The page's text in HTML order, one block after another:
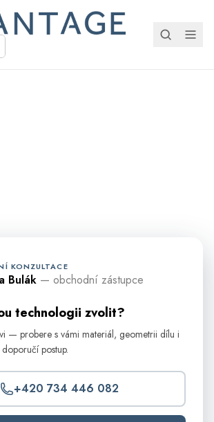
KONZULTACE
Bulák — obchodní zástupce
technologii zvolit?
— probere s vámi materiál, geometrii dílu i
postup.
+420 734 446 082